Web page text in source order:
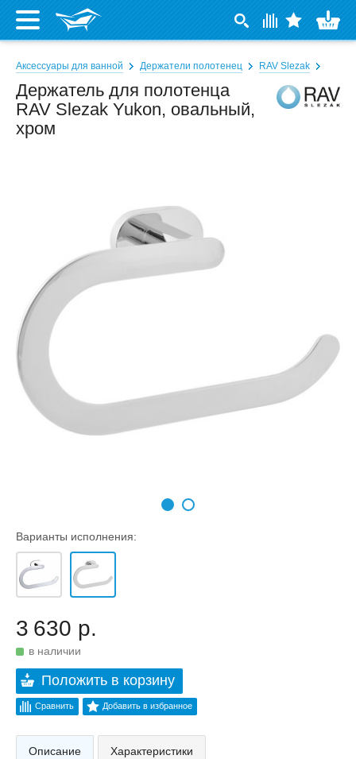
Аксессуары для ванной Держатели полотенец RAV Slezak
Держатель для полотенца
RAV Slezak Yukon, овальный,
хром
Варианты исполнения:
3 630 р.
в наличии
Положить в корзину
Сравнить Добавить в избранное
Описание Характеристики